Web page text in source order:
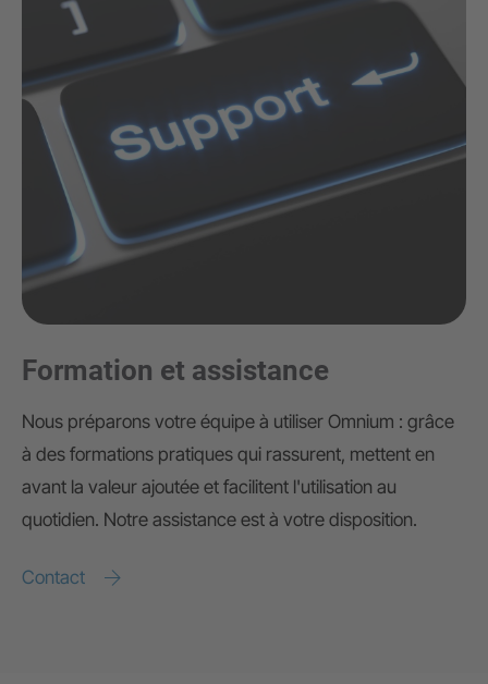
Formation et assistance
Nous préparons votre équipe à utiliser Omnium : grâce
à des formations pratiques qui rassurent, mettent en
avant la valeur ajoutée et facilitent l'utilisation au
quotidien. Notre assistance est à votre disposition.
Contact